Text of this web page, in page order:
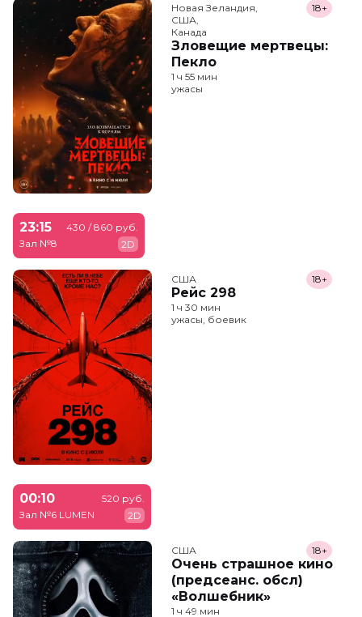
Новая Зеландия,
США,
Канада
Зловещие мертвецы:
Пекло
18+
1 ч 55 мин
ужасы
23:15
Зал №8
430 / 860 руб.
2D
США
Рейс 298
18+
1 ч 30 мин
ужасы, боевик
00:10
Зал №6 LUMEN
520 руб.
2D
США
Очень страшное кино
(предсеанс. обсл)
«Волшебник»
18+
1 ч 49 мин